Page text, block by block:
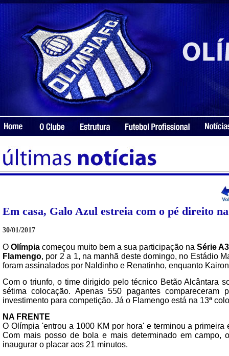
Em casa, Galo Azul estreia com o pé direito
30/01/2017
O Olímpia começou muito bem a sua participação na Série
Flamengo, por 2 a 1, na manhã deste domingo, no Estádio
foram assinalados por Naldinho e Renatinho, enquanto
Com o triunfo, o time dirigido pelo técnico Betão Alcântara
sétima colocação. Apenas 550 pagantes
investimento para competição. Já o Flamengo está na 13ª
NA FRENTE
O Olímpia 'entrou a 1000 KM por hora' e terminou a primeira
Com mais posso de bola e mais determinado em campo,
inaugurar o placar aos 21 minutos.